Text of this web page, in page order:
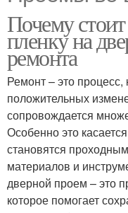
Почему
пленку на
ремонта
Ремонт – это
положительных
сопровождается
Особенно это
становятся
материалов и
дверной проем – это
которое помогает